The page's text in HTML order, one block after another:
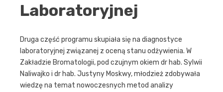
Laboratoryjnej
Druga część programu skupiała się na diagnostyce
laboratoryjnej związanej z oceną stanu odżywienia. W
Zakładzie Bromatologii, pod czujnym okiem dr hab. Sylwii
Naliwajko i dr hab. Justyny Moskwy, młodzież zdobywała
wiedzę na temat nowoczesnych metod analizy